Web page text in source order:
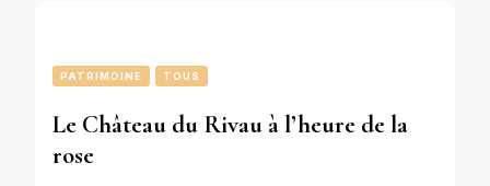
PATRIMOINE TOUS
Le Château du Rivau à l’heure de la
rose